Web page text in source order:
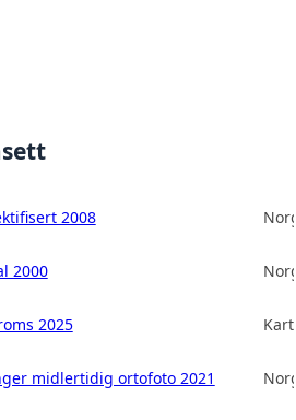
2008
2000
2025
midlertidig ortofoto 2021